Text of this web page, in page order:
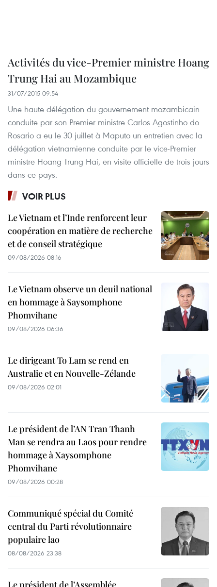
Activités du vice-Premier ministre Hoang
Trung Hai au Mozambique
31/07/2015 09:54
Une haute délégation du gouvernement mozambicain
conduite par son Premier ministre Carlos Agostinho do
Rosario a eu le 30 juillet à Maputo un entretien avec la
délégation vietnamienne conduite par le vice-Premier
ministre Hoang Trung Hai, en visite officielle de trois jours
dans ce pays.
VOIR PLUS
Le Vietnam et l’Inde renforcent leur
coopération en matière de recherche
et de conseil stratégique
09/08/2026 08:16
Le Vietnam observe un deuil national
en hommage à Saysomphone
Phomvihane
09/08/2026 06:36
Le dirigeant To Lam se rend en
Australie et en Nouvelle-Zélande
09/08/2026 02:01
Le président de l’AN Tran Thanh
Man se rendra au Laos pour rendre
hommage à Xaysomphone
Phomvihane
09/08/2026 00:28
Communiqué spécial du Comité
central du Parti révolutionnaire
populaire lao
08/08/2026 23:38
Le président de l’Assemblée